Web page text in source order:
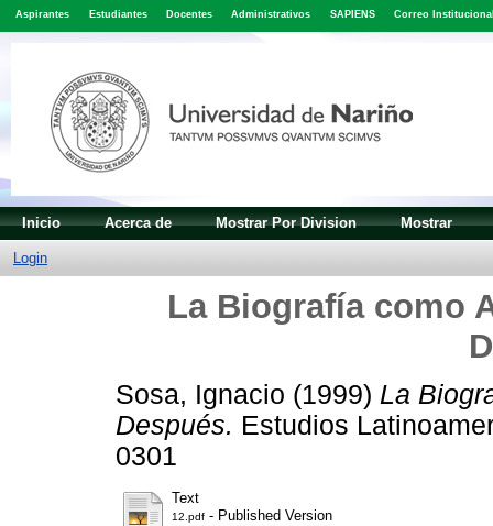
Aspirantes Estudiantes Docentes Administrativos SAPIENS Correo
Inicio Acerca de Mostrar Por Division Mostrar
Login
La Biografía como
Sosa, Ignacio (1999) La
Después. Estudios
0301
Text
12.pdf - Published Version